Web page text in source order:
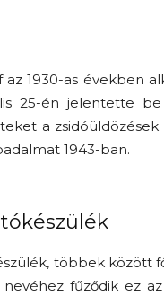
az 1930-as években
25-én jelentette
a
1943-ban.
többek között
nevéhez fűződik ez